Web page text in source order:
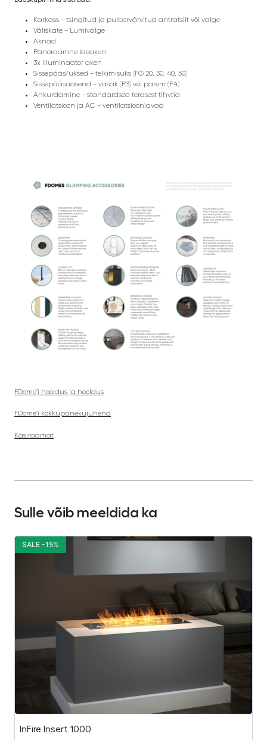
Karkass – tsingitud ja pulbervärvitud antratsiit või valge
Väliskate – Lumivalge
Aknad
Panoraamne laeaken
3x illuminaator aken
Sissepääs/uksed – telkimisuks (FG 20, 30, 40, 50)
Sissepääsuasend – vasak (P3) või parem (P4)
Ankurdamine – standardsed terasest tihvtid
Ventilatsioon ja AC – ventilatsiooniavad
FDome’i hooldus ja hooldus
FDome’i kokkupanekujuhend
Käsiraamat
Sulle võib meeldida ka
InFire Insert 1000
SALE -15%